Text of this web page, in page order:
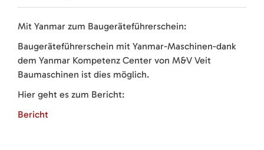
Mit Yanmar zum Baugeräteführerschein:
Baugeräteführerschein mit Yanmar-Maschinen-dank
dem Yanmar Kompetenz Center von M&V Veit
Baumaschinen ist dies möglich.
Hier geht es zum Bericht:
Bericht